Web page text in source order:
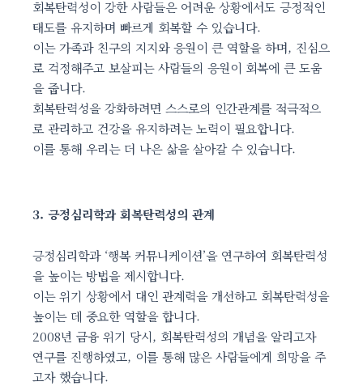
회복탄력성이 강한 사람들은 어려운 상황에서도 긍정적인
태도를 유지하며 빠르게 회복할 수 있습니다.
이는 가족과 친구의 지지와 응원이 큰 역할을 하며, 진심으
로 걱정해주고 보살피는 사람들의 응원이 회복에 큰 도움
을 줍니다.
회복탄력성을 강화하려면 스스로의 인간관계를 적극적으
로 관리하고 건강을 유지하려는 노력이 필요합니다.
이를 통해 우리는 더 나은 삶을 살아갈 수 있습니다.
3. 긍정심리학과 회복탄력성의 관계
긍정심리학과 ‘행복 커뮤니케이션’을 연구하여 회복탄력성
을 높이는 방법을 제시합니다.
이는 위기 상황에서 대인 관계력을 개선하고 회복탄력성을
높이는 데 중요한 역할을 합니다.
2008년 금융 위기 당시, 회복탄력성의 개념을 알리고자
연구를 진행하였고, 이를 통해 많은 사람들에게 희망을 주
고자 했습니다.